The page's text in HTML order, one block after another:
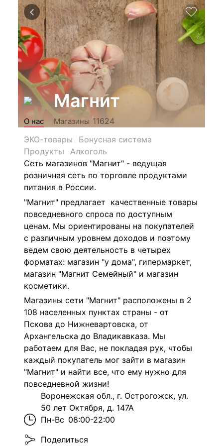
Магнит
О нас Магазины 11624
ЭКО-товары
Бонусная система
Продукты
Алкоголь
Сеть магазинов "Магнит" - ведущая
розничная сеть по торговле продуктами
питания в России.
"Магнит" предлагает качественные товары
повседневного спроса по доступным
ценам. Мы ориентированы на покупателей
с различным уровнем доходов и поэтому
ведем свою деятельность в четырех
форматах: магазин "у дома", гипермаркет,
магазин "Магнит Семейный" и магазин
косметики.
Магазины сети "Магнит" расположены в 2
108 населенных пунктах страны - от
Пскова до Нижневартовска, от
Архангельска до Владикавказа. Мы
работаем для Вас, не покладая рук, чтобы
каждый покупатель мог зайти в магазин
"Магнит" и найти все, что ему нужно для
повседневной жизни!
Воронежская обл., г. Острогожск, ул.
50 лет Октября, д. 147А
Пн-Вс 08:00-22:00
Поделиться